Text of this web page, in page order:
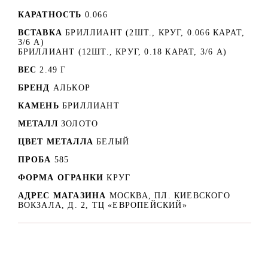
КАРАТНОСТЬ 0.066
ВСТАВКА БРИЛЛИАНТ (2ШТ., КРУГ, 0.066 КАРАТ,
3/6 А)
БРИЛЛИАНТ (12ШТ., КРУГ, 0.18 КАРАТ, 3/6 А)
ВЕС 2.49 Г
БРЕНД АЛЬКОР
КАМЕНЬ БРИЛЛИАНТ
МЕТАЛЛ ЗОЛОТО
ЦВЕТ МЕТАЛЛА БЕЛЫЙ
ПРОБА 585
ФОРМА ОГРАНКИ КРУГ
АДРЕС МАГАЗИНА МОСКВА, ПЛ. КИЕВСКОГО
ВОКЗАЛА, Д. 2, ТЦ «ЕВРОПЕЙСКИЙ»